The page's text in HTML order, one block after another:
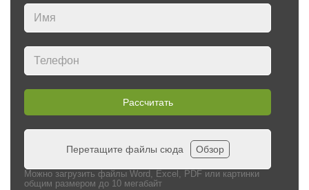
Рассчитать
Перетащите файлы сюда Обзор
Можно загрузить файлы Word, Excel, PDF или картинки
общим размером до 10 мегабайт